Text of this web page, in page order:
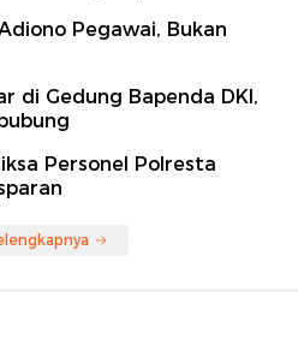
Pegawai, Bukan
di Gedung Bapenda DKI,
Personel Polresta